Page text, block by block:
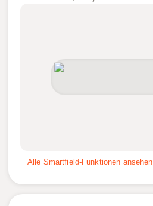
Alle Smartfield-Funktionen ansehen